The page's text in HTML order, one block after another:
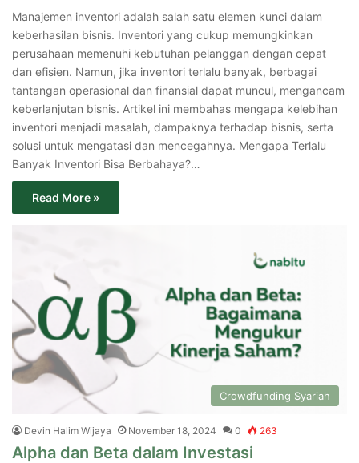
Manajemen inventori adalah salah satu elemen kunci dalam
keberhasilan bisnis. Inventori yang cukup memungkinkan
perusahaan memenuhi kebutuhan pelanggan dengan cepat
dan efisien. Namun, jika inventori terlalu banyak, berbagai
tantangan operasional dan finansial dapat muncul, mengancam
keberlanjutan bisnis. Artikel ini membahas mengapa kelebihan
inventori menjadi masalah, dampaknya terhadap bisnis, serta
solusi untuk mengatasi dan mencegahnya. Mengapa Terlalu
Banyak Inventori Bisa Berbahaya?…
Read More »
Crowdfunding Syariah
Devin Halim Wijaya November 18, 2024 0 263
Alpha dan Beta dalam Investasi